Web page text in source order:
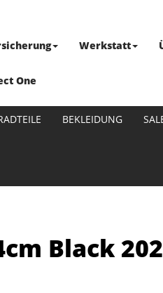
Werkstatt
One
BEKLEIDUNG
Black